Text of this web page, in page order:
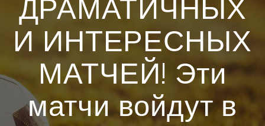
ДРАМАТИЧНЫХ
И ИНТЕРЕСНЫХ
МАТЧЕЙ! Эти
матчи войдут в